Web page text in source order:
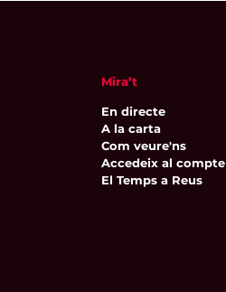
Mira’t
En directe
A la carta
Com veure'ns
Accedeix al compte
El Temps a Reus